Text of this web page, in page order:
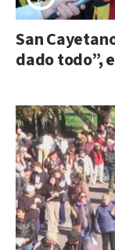
San
dado todo”,